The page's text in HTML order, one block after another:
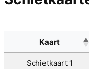
Kaart
Schietkaart 1